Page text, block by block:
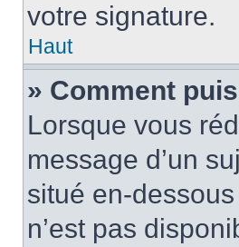
votre signature.
Haut
» Comment
Lorsque vous
message d’un
situé en-
n’est pas